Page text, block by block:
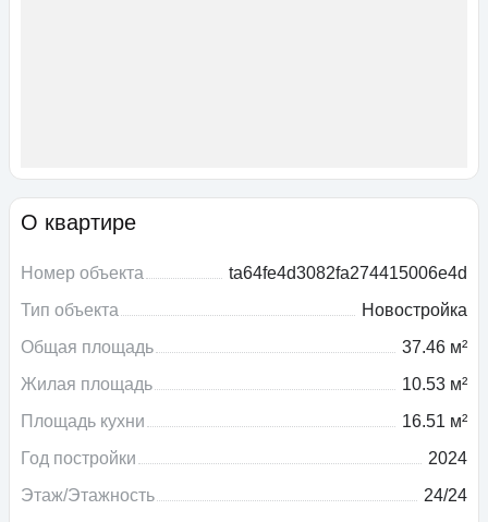
О квартире
Номер объекта
ta64fe4d3082fa274415006e4d
Тип объекта
Новостройка
Общая площадь
37.46 м²
Жилая площадь
10.53 м²
Площадь кухни
16.51 м²
Год постройки
2024
Этаж/Этажность
24/24